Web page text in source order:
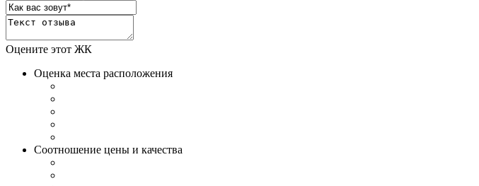
Оцените этот ЖК
Оценка места расположения
Соотношение цены и качества